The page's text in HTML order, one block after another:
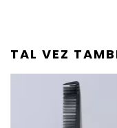
TAL VEZ